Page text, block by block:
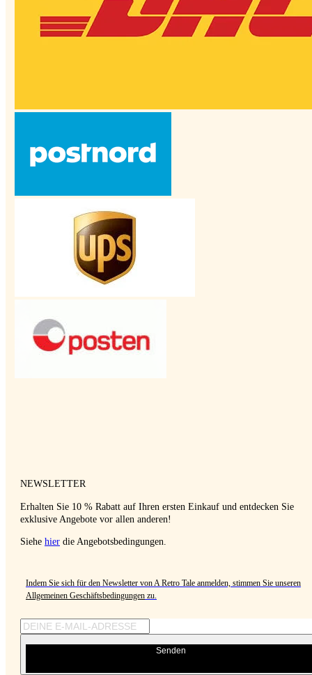
NEWSLETTER
Erhalten Sie 10 % Rabatt auf Ihren ersten Einkauf und entdecken Sie
exklusive Angebote vor allen anderen!
Siehe hier die Angebotsbedingungen.
Indem Sie sich für den Newsletter von A Retro Tale anmelden, stimmen Sie unseren
Allgemeinen Geschäftsbedingungen zu.
Senden